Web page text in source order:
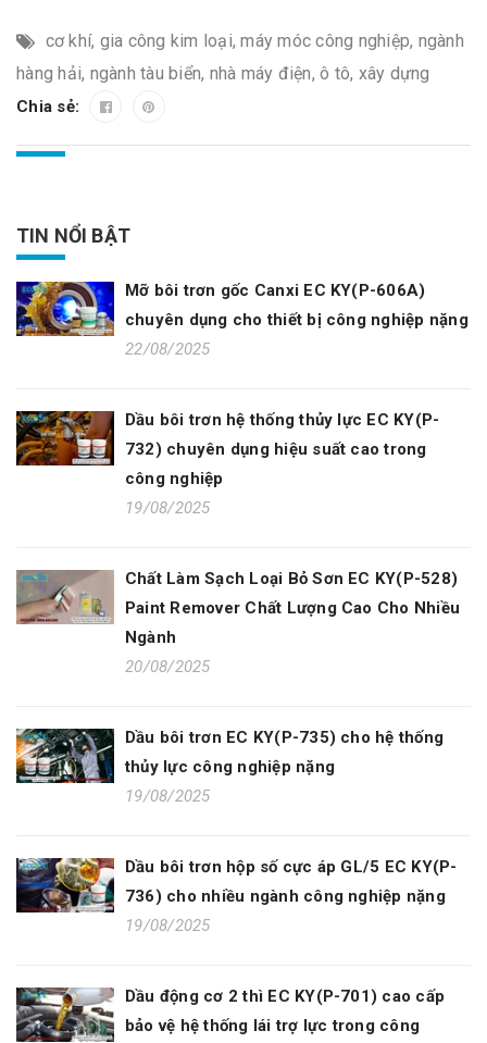
cơ khí, gia công kim loại,máy móc công nghiệp, ngành
hàng hải, ngành tàu biển, nhà máy điện, ô tô, xây dựng
Chia sẻ:
TIN NỔI BẬT
Mỡ bôi trơn gốc Canxi EC KY(P-606A)
chuyên dụng cho thiết bị công nghiệp nặng
22/08/2025
Dầu bôi trơn hệ thống thủy lực EC KY(P-
732) chuyên dụng hiệu suất cao trong
công nghiệp
19/08/2025
Chất Làm Sạch Loại Bỏ Sơn EC KY(P-528)
Paint Remover Chất Lượng Cao Cho Nhiều
Ngành
20/08/2025
Dầu bôi trơn EC KY(P-735) cho hệ thống
thủy lực công nghiệp nặng
19/08/2025
Dầu bôi trơn hộp số cực áp GL/5 EC KY(P-
736) cho nhiều ngành công nghiệp nặng
19/08/2025
Dầu động cơ 2 thì EC KY(P-701) cao cấp
bảo vệ hệ thống lái trợ lực trong công